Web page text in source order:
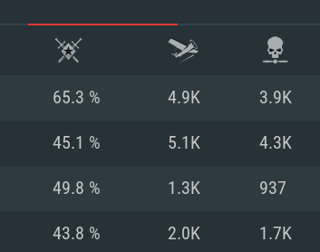
65.3 % 4.9K 3.9K
45.1 % 5.1K 4.3K
49.8 % 1.3K 937
43.8 % 2.0K 1.7K